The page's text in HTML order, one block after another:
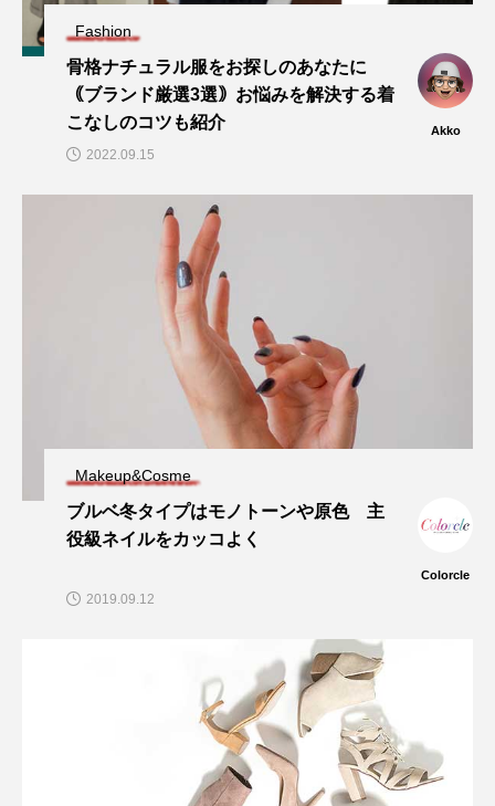
Fashion
骨格ナチュラル服をお探しのあなたに
｟ブランド厳選3選｠お悩みを解決する着
こなしのコツも紹介
Akko
2022.09.15
Makeup&Cosme
ブルベ冬タイプはモノトーンや原色 主
役級ネイルをカッコよく
Colorcle
2019.09.12